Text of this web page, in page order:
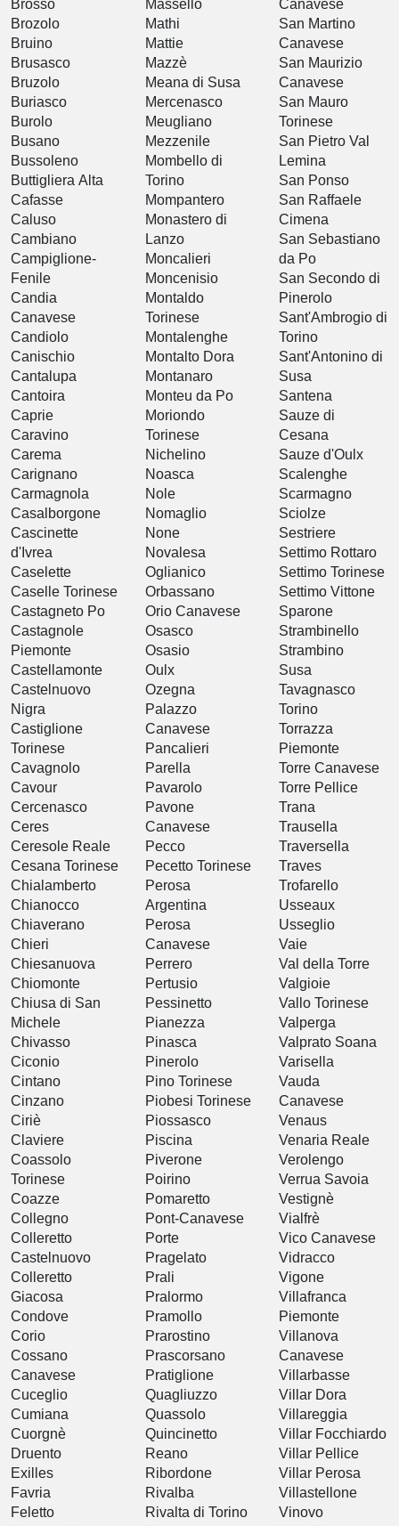
Brosso
Brozolo
Bruino
Brusasco
Bruzolo
Buriasco
Burolo
Busano
Bussoleno
Buttigliera Alta
Cafasse
Caluso
Cambiano
Campiglione-
Fenile
Candia
Canavese
Candiolo
Canischio
Cantalupa
Cantoira
Caprie
Caravino
Carema
Carignano
Carmagnola
Casalborgone
Cascinette
d'Ivrea
Caselette
Caselle Torinese
Castagneto Po
Castagnole
Piemonte
Castellamonte
Castelnuovo
Nigra
Castiglione
Torinese
Cavagnolo
Cavour
Cercenasco
Ceres
Ceresole Reale
Cesana Torinese
Chialamberto
Chianocco
Chiaverano
Chieri
Chiesanuova
Chiomonte
Chiusa di San
Michele
Chivasso
Ciconio
Cintano
Cinzano
Ciriè
Claviere
Coassolo
Torinese
Coazze
Collegno
Colleretto
Castelnuovo
Colleretto
Giacosa
Condove
Corio
Cossano
Canavese
Cuceglio
Cumiana
Cuorgnè
Druento
Exilles
Favria
Feletto
Massello
Mathi
Mattie
Mazzè
Meana di Susa
Mercenasco
Meugliano
Mezzenile
Mombello di
Torino
Mompantero
Monastero di
Lanzo
Moncalieri
Moncenisio
Montaldo
Torinese
Montalenghe
Montalto Dora
Montanaro
Monteu da Po
Moriondo
Torinese
Nichelino
Noasca
Nole
Nomaglio
None
Novalesa
Oglianico
Orbassano
Orio Canavese
Osasco
Osasio
Oulx
Ozegna
Palazzo
Canavese
Pancalieri
Parella
Pavarolo
Pavone
Canavese
Pecco
Pecetto Torinese
Perosa
Argentina
Perosa
Canavese
Perrero
Pertusio
Pessinetto
Pianezza
Pinasca
Pinerolo
Pino Torinese
Piobesi Torinese
Piossasco
Piscina
Piverone
Poirino
Pomaretto
Pont-Canavese
Porte
Pragelato
Prali
Pralormo
Pramollo
Prarostino
Prascorsano
Pratiglione
Quagliuzzo
Quassolo
Quincinetto
Reano
Ribordone
Rivalba
Rivalta di Torino
Canavese
San Martino
Canavese
San Maurizio
Canavese
San Mauro
Torinese
San Pietro Val
Lemina
San Ponso
San Raffaele
Cimena
San Sebastiano
da Po
San Secondo di
Pinerolo
Sant'Ambrogio di
Torino
Sant'Antonino di
Susa
Santena
Sauze di
Cesana
Sauze d'Oulx
Scalenghe
Scarmagno
Sciolze
Sestriere
Settimo Rottaro
Settimo Torinese
Settimo Vittone
Sparone
Strambinello
Strambino
Susa
Tavagnasco
Torino
Torrazza
Piemonte
Torre Canavese
Torre Pellice
Trana
Trausella
Traversella
Traves
Trofarello
Usseaux
Usseglio
Vaie
Val della Torre
Valgioie
Vallo Torinese
Valperga
Valprato Soana
Varisella
Vauda
Canavese
Venaus
Venaria Reale
Verolengo
Verrua Savoia
Vestignè
Vialfrè
Vico Canavese
Vidracco
Vigone
Villafranca
Piemonte
Villanova
Canavese
Villarbasse
Villar Dora
Villareggia
Villar Focchiardo
Villar Pellice
Villar Perosa
Villastellone
Vinovo